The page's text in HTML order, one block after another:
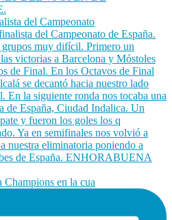
del Campeonato
Champions en la cua